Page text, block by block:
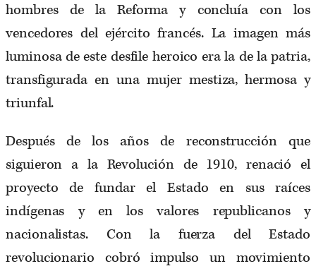
hombres de la Reforma y concluía con los
vencedores del ejército francés. La imagen más
luminosa de este desfile heroico era la de la patria,
transfigurada en una mujer mestiza, hermosa y
triunfal.
Después de los años de reconstrucción que
siguieron a la Revolución de 1910, renació el
proyecto de fundar el Estado en sus raíces
indígenas y en los valores republicanos y
nacionalistas. Con la fuerza del Estado
revolucionario cobró impulso un movimiento